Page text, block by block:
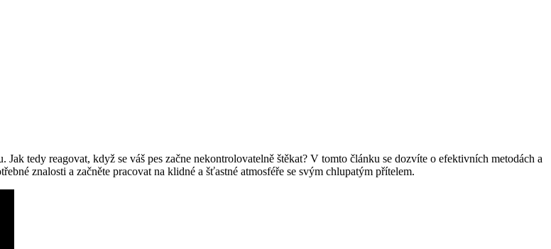
tedy reagovat, když se váš pes začne nekontrolovatelně štěkat? V tomto článku se dozvíte o efektivních metodách a
znalosti a začněte pracovat na klidné a šťastné atmosféře se svým chlupatým přítelem.